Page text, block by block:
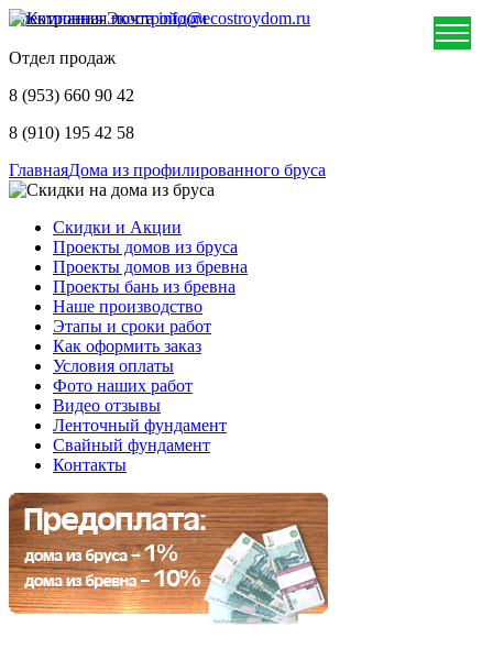
Электронная почта info@ecostroydom.ru
Отдел продаж
8 (953) 660 90 42
8 (910) 195 42 58
ГлавнаяДома из профилированного бруса
Скидки и Акции
Проекты домов из бруса
Проекты домов из бревна
Проекты бань из бревна
Наше производство
Этапы и сроки работ
Как оформить заказ
Условия оплаты
Фото наших работ
Видео отзывы
Ленточный фундамент
Свайный фундамент
Контакты